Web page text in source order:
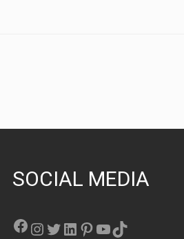
SOCIAL MEDIA
Facebook
Instagram
Twitter
Linkedin
Pinterest
YouTube
TikTok